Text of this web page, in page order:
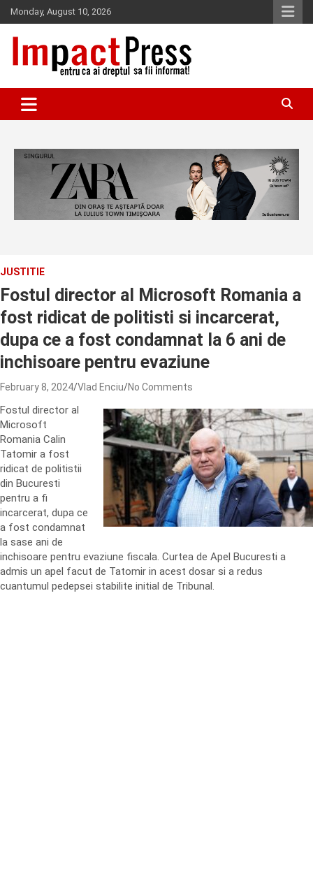
Skip
to
content
Monday, August 10, 2026
IMPACTPRESS
JUSTITIE
Fostul director al Microsoft Romania a
fost ridicat de politisti si incarcerat,
dupa ce a fost condamnat la 6 ani de
inchisoare pentru evaziune
February 8, 2024 Vlad Enciu No Comments
Fostul director al
Microsoft
Romania Calin
Tatomir a fost
ridicat de politistii
din Bucuresti
pentru a fi
incarcerat, dupa ce
a fost condamnat
la sase ani de
inchisoare pentru evaziune fiscala. Curtea de Apel Bucuresti a
admis un apel facut de Tatomir in acest dosar si a redus
cuantumul pedepsei stabilite initial de Tribunal.